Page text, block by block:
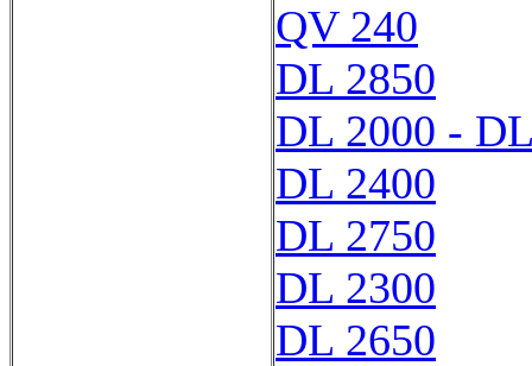
QV 240
DL 2850
DL 2000 -
DL 2400
DL 2750
DL 2300
DL 2650